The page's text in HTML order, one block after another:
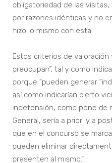
obligatoriedad de las
por razones idénticas y no
hizo lo mismo con esta.
Estos criterios de
preocupan”, tal y como
porque “pueden generar
así como indicarían cierto
indefensión, como pone de
General, sería a priori y a
que en el concurso se
pueden eliminar
presenten al mismo.”